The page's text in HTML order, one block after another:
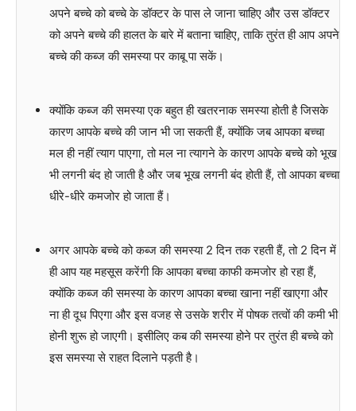
अपने बच्चे को बच्चे के डॉक्टर के पास ले जाना चाहिए और उस डॉक्टर
को अपने बच्चे की हालत के बारे में बताना चाहिए, ताकि तुरंत ही आप अपने
बच्चे की कब्ज की समस्या पर काबू पा सकें।
क्योंकि कब्ज की समस्या एक बहुत ही खतरनाक समस्या होती है जिसके
कारण आपके बच्चे की जान भी जा सकती हैं, क्योंकि जब आपका बच्चा
मल ही नहीं त्याग पाएगा, तो मल ना त्यागने के कारण आपके बच्चे को भूख
भी लगनी बंद हो जाती है और जब भूख लगनी बंद होती हैं, तो आपका बच्चा
धीरे-धीरे कमजोर हो जाता हैं।
अगर आपके बच्चे को कब्ज की समस्या 2 दिन तक रहती हैं, तो 2 दिन में
ही आप यह महसूस करेंगी कि आपका बच्चा काफी कमजोर हो रहा हैं,
क्योंकि कब्ज की समस्या के कारण आपका बच्चा खाना नहीं खाएगा और
ना ही दूध पिएगा और इस वजह से उसके शरीर में पोषक तत्वों की कमी भी
होनी शुरू हो जाएगी। इसीलिए कब की समस्या होने पर तुरंत ही बच्चे को
इस समस्या से राहत दिलाने पड़ती है।